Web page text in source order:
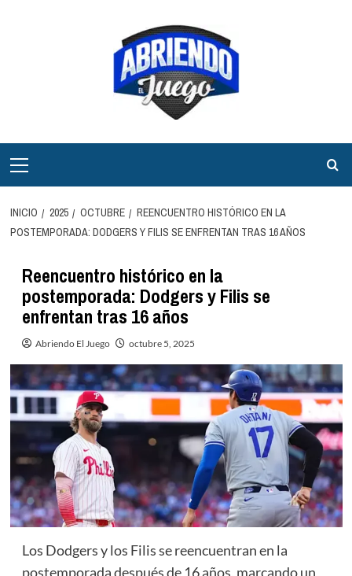
principal
INICIO 2025 OCTUBRE
REENCUENTRO HISTÓRICO EN LA
POSTEMPORADA: DODGERS Y FILIS SE ENFRENTAN TRAS 16 AÑOS
Reencuentro histórico en la
postemporada: Dodgers y Filis se
enfrentan tras 16 años
Abriendo El Juego octubre 5, 2025
Los Dodgers y los Filis se reencuentran en la
postemporada después de 16 años, marcando un